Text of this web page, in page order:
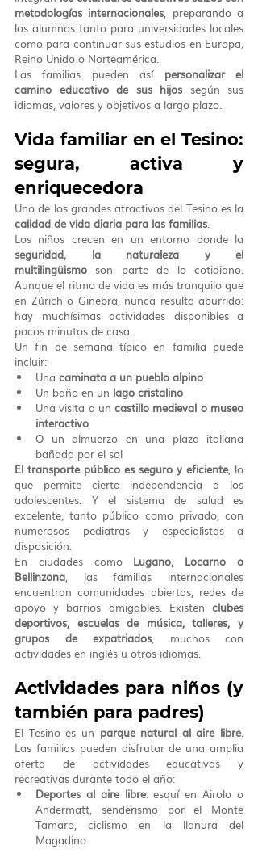
metodologías internacionales , preparando a
los alumnos tanto para universidades locales
como para continuar sus estudios en Europa,
Reino Unido o Norteamérica.
Las familias pueden así personalizar el
camino educativo de sus hijos según sus
idiomas, valores y objetivos a largo plazo.
Vida familiar en el Tesino:
segura, activa y
enriquecedora
calidad de vida diaria para las familias
seguridad, la naturaleza y el
multilingüismo son parte de lo cotidiano.
Aunque el ritmo de vida es más tranquilo que
en Zúrich o Ginebra, nunca resulta aburrido:
hay muchísimas actividades disponibles a
pocos minutos de casa.
Un fin de semana típico en familia puede
incluir:
Una caminata a un pueblo alpino
Un baño en un lago cristalino
Una visita a un castillo medieval o museo
interactivo
O un almuerzo en una plaza italiana
bañada por el sol
El transporte público es seguro y eficiente, lo
que permite cierta independencia a los
adolescentes. Y el sistema de salud es
excelente, tanto público como privado, con
numerosos pediatras y especialistas a
disposición.
En ciudades como Lugano, Locarno o
Bellinzona , las familias internacionales
encuentran comunidades abiertas, redes de
apoyo y barrios amigables. Existen clubes
deportivos, escuelas de música, talleres, y
grupos de expatriados , muchos con
actividades en inglés u otros idiomas.
Actividades para niños (y
también para padres)
El Tesino es un parque natural al aire libre.
Las familias pueden disfrutar de una amplia
oferta de actividades educativas y
recreativas durante todo el año:
Deportes al aire libre: esquí en Airolo o
Andermatt, senderismo por el Monte
Tamaro, ciclismo en la llanura del
Magadino